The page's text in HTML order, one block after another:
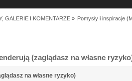
GALERIE I KOMENTARZE » Pomysły i inspiracje
(zaglądasz na własne
na własne ryzyko)